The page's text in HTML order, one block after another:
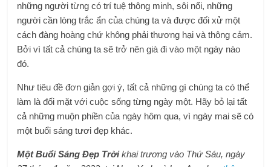
những người từng có trí tuệ thông minh, sôi nổi, những
người cần lòng trắc ẩn của chúng ta và được đối xử một
cách đàng hoàng chứ không phải thương hại và thông cảm.
Bởi vì tất cả chúng ta sẽ trở nên già đi vào một ngày nào
đó.
Như tiêu đề đơn giản gợi ý, tất cả những gì chúng ta có thể
làm là đối mặt với cuộc sống từng ngày một. Hãy bỏ lại tất
cả những muộn phiền của ngày hôm qua, vì ngày mai sẽ có
một buổi sáng tươi đẹp khác.
Một Buổi Sáng Đẹp Trờikhai trương vào Thứ Sáu, ngày